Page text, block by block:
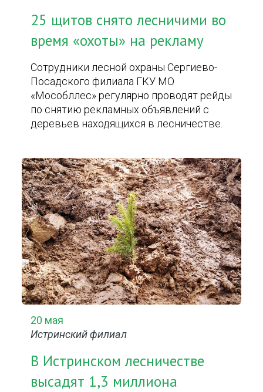
25 щитов снято лесничими во
время «охоты» на рекламу
Сотрудники лесной охраны Сергиево-
Посадского филиала ГКУ МО
«Мособллес» регулярно проводят рейды
по снятию рекламных объявлений с
деревьев находящихся в лесничестве.
20 мая
Истринский филиал
В Истринском лесничестве
высадят 1,3 миллиона